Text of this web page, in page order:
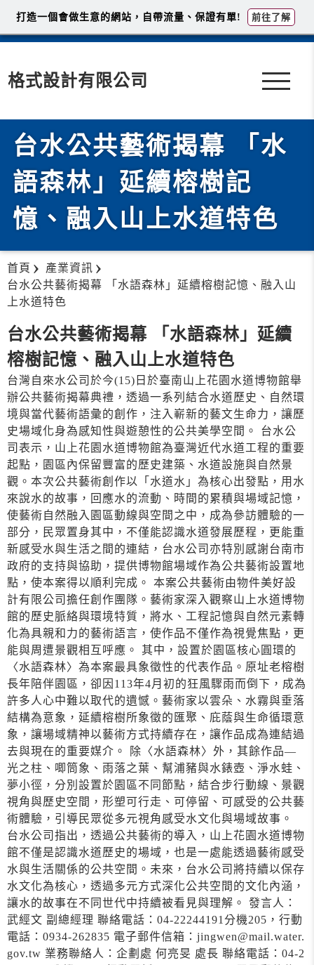
格式設計有限公司
台水公共藝術揭幕 「水
語森林」延續榕樹記
憶、融入山上水道特色
首頁
產業資訊
台水公共藝術揭幕 「水語森林」延續榕樹記憶、融入山
上水道特色
台水公共藝術揭幕 「水語森林」延續
榕樹記憶、融入山上水道特色
台灣自來水公司於今(15)日於臺南山上花園水道博物館舉
辦公共藝術揭幕典禮，透過一系列結合水道歷史、自然環
境與當代藝術語彙的創作，注入嶄新的藝文生命力，讓歷
史場域化身為感知性與遊憩性的公共美學空間。 台水公
司表示，山上花園水道博物館為臺灣近代水道工程的重要
起點，園區內保留豐富的歷史建築、水道設施與自然景
觀。本次公共藝術創作以「水道水」為核心出發點，用水
來說水的故事，回應水的流動、時間的累積與場域記憶，
使藝術自然融入園區動線與空間之中，成為參訪體驗的一
部分，民眾置身其中，不僅能認識水道發展歷程，更能重
新感受水與生活之間的連結，台水公司亦特別感謝台南市
政府的支持與協助，提供博物館場域作為公共藝術設置地
點，使本案得以順利完成。 本案公共藝術由物件美好設
計有限公司擔任創作團隊。藝術家深入觀察山上水道博物
館的歷史脈絡與環境特質，將水、工程記憶與自然元素轉
化為具親和力的藝術語言，使作品不僅作為視覺焦點，更
能與周遭景觀相互呼應。 其中，設置於園區核心圓環的
〈水語森林〉為本案最具象徵性的代表作品。原址老榕樹
長年陪伴園區，卻因113年4月初的狂風驟雨而倒下，成為
許多人心中難以取代的遺憾。藝術家以雲朵、水霧與垂落
結構為意象，延續榕樹所象徵的匯聚、庇蔭與生命循環意
象，讓場域精神以藝術方式持續存在，讓作品成為連結過
去與現在的重要媒介。 除〈水語森林〉外，其餘作品—
光之柱、唧筒象、雨落之葉、幫浦豬與水錶壺、淨水蛙、
夢小徑，分別設置於園區不同節點，結合步行動線、景觀
視角與歷史空間，形塑可行走、可停留、可感受的公共藝
術體驗，引導民眾從多元視角感受水文化與場域故事。
台水公司指出，透過公共藝術的導入，山上花園水道博物
館不僅是認識水道歷史的場域，也是一處能透過藝術感受
水與生活關係的公共空間。未來，台水公司將持續以保存
水文化為核心，透過多元方式深化公共空間的文化內涵，
讓水的故事在不同世代中持續被看見與理解。 發言人：
武經文 副總經理 聯絡電話：04-22244191分機205，行動
電話：0934-262835 電子郵件信箱：jingwen@mail.water.
gov.tw 業務聯絡人：企劃處 何亮旻 處長 聯絡電話：04-2
打造一個會做生意的網站，自帶流量、保證有單! 前往了解